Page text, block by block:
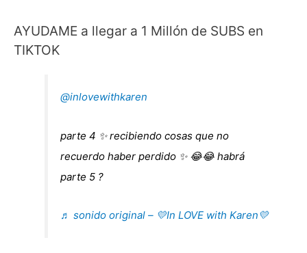
AYUDAME a llegar a 1 Millón de SUBS en
TIKTOK
@inlovewithkaren
parte 4 ✨ recibiendo cosas que no
recuerdo haber perdido ✨ 😂😂 habrá
parte 5 ?
♬ sonido original – 💛In LOVE with Karen💛